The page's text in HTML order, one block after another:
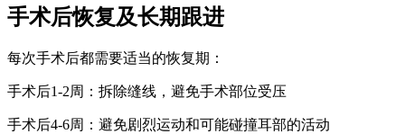
手术后恢复及长期跟进
每次手术后都需要适当的恢复期：
手术后1-2周：拆除缝线，避免手术部位受压
手术后4-6周：避免剧烈运动和可能碰撞耳部的活动